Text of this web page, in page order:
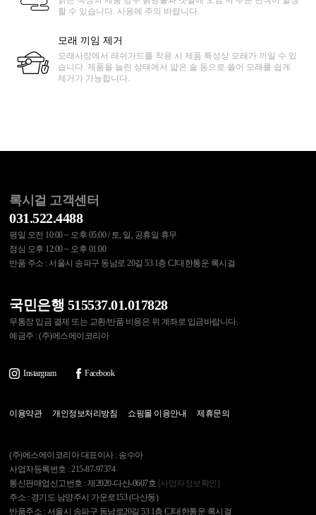
할 수 있습니다. 사용에 주의 바랍니다.
모래 끼임 제거
모래사장에서 래쉬가드를 착용 시 제품 특성상 모래가 끼일 수 있
습니다. 제품을 늘린 상태에서 얇은 솔 등으로 쓸어 모래를 쉽게
제거가 가능합니다.
록시걸 고객센터
031.522.4488
평일 오전 10:00 ~ 오후 05:00 / 토, 일, 공휴일 휴무
점심 오후 12:00 ~ 오후 01:00
반품 주소 : 서울시 송파구 동남로 20길 53 1층 CJ대한통운 록시걸
국민은행 515537.01.017828
무통장 입금 결제 또는 교환/반품 비용은 위 계좌로 입금바랍니다.
예금주 : (주)에스에이코리아
Instargram Facebook
이용약관 개인정보처리방침 쇼핑몰 이용안내 제휴문의
(주)에스에이코리아 대표이사 : 송수아
사업자등록번호 : 215-87-97374
통신판매업신고번호 : 제2020-다산-0607호 [사업자정보확인]
주소 : 경기도 남양주시 가운로153 (다산동)
반품주소 : 서울시 송파구 동남로20길 53 1층 CJ대한통운 록시걸